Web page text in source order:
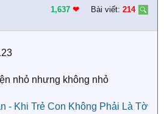
1,637 ❤︎ Bài viết: 214
nhỏ nhưng không nhỏ
- Khi Trẻ Con Không Phải Là Tờ